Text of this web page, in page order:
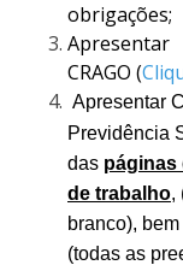
obrigações;
CRAGO (
Apresentar
Previdência
das páginas
de trabalho,
branco),
(todas as